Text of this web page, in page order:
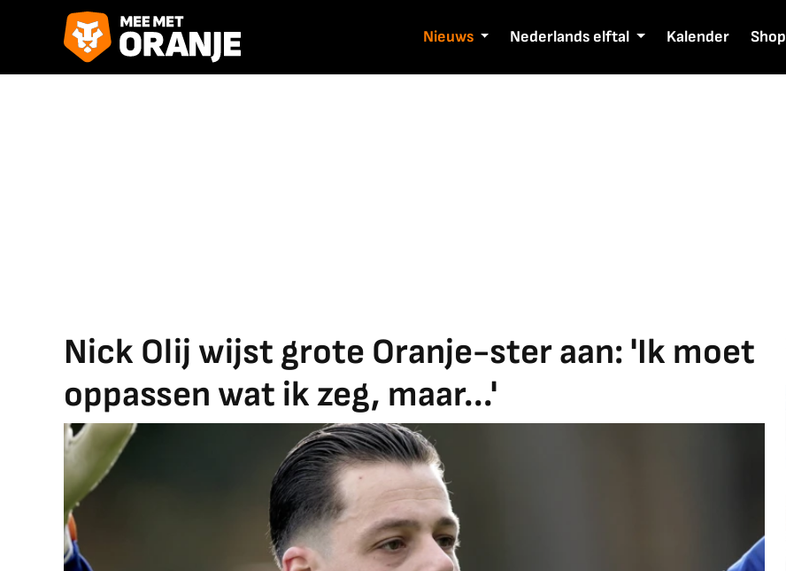
Nieuws Nederlands elftal Kalender Shop
Nick Olij wijst grote Oranje-ster aan: 'Ik moet
oppassen wat ik zeg, maar...'